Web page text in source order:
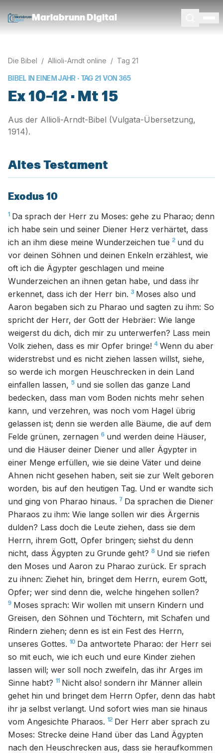
Mariabrunn Digital
Die Bibel / Allioli-Arndt online / Tag 21
BIBEL IN EINEM JAHR · TAG21 VON 365
Ex 10–12 · Mt 15
Aus der Allioli-Arndt-Bibel (Vulgata-Übersetzung,
1914).
Altes Testament
Exodus 10
1 Da sprach der Herr zu Moses: gehe zu Pharao; denn
ich habe sein und seiner Diener Herz verhärtet, dass
ich an ihm diese meine Wunderzeichen tue 2 und du
vor deinen Söhnen und deinen Enkeln erzählest, wie
oft ich die Ägypter geschlagen und meine
Wunderzeichen an ihnen getan habe, und dass ihr
erkennet, dass ich der Herr bin. 3 Moses also und
Aaron begaben sich zu Pharao und sagten zu ihm: So
spricht der Herr, der Gott der Hebräer: Wie lange
weigerst du dich, dich mir zu unterwerfen? Lass mein
Volk ziehen, dass es mir Opfer bringe! 4 Wenn du aber
widerstrebst und es nicht ziehen lassen willst, siehe,
so werde ich morgen Heuschrecken in dein Land
einfallen lassen, 5 und sie sollen das ganze Land
bedecken, dass man vom Boden nichts mehr sehen
kann, und verzehren, was noch vom Hagel übrig
gelassen ist; denn sie werden alle Bäume, die auf dem
Felde grünen, zernagen 6 und werden deine Häuser,
und die Häuser deiner Diener und aller Ägypter in
einer Menge erfüllen, wie sie deine Väter und deine
Ahnen nicht gesehen haben, seit sie zur Welt geboren
worden, bis auf den heutigen Tag. Und er wandte sich
und ging von Pharao hinaus. 7 Da sprachen die Diener
Pharaos zu ihm: Wie lange sollen wir dies Ärgernis
dulden? Lass doch die Leute ziehen, dass sie dem
Herrn, ihrem Gott, Opfer bringen; siehst du denn
nicht, dass Ägypten zu Grunde geht? 8 Und sie riefen
den Moses und Aaron zu Pharao zurück. Er sprach
zu ihnen: Ziehet hin, bringet dem Herrn, eurem Gott,
Opfer; wer sind denn die, welche hingehen sollen?
9 Moses sprach: Wir wollen mit unsern Kindern und
Greisen, den Söhnen und Töchtern, mit Schafen und
Rindern ziehen; denn es ist ein Fest des Herrn,
unseres Gottes. 10 Da antwortete Pharao: der Herr sei
so mit euch, wie ich euch und eure Kinder ziehen
lassen will; wer soll noch zweifeln, das ihr Arges im
Sinne habt? 11 Nicht also! sondern ihr Männer allein
gehet hin und bringet dem Herrn Opfer, denn das habt
ihr ja selbst verlangt. Und sofort wies man sie hinaus
vom Angesichte Pharaos. 12 Der Herr aber sprach zu
Moses: Strecke deine Hand über das Land Ägypten
nach den Heuschrecken aus, dass sie heraufkommen